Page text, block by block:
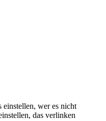
einstellen, wer es nicht
das verlinken